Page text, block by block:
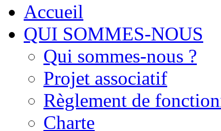
Accueil
QUI SOMMES-NOUS
Qui sommes-nous ?
Projet associatif
Règlement de
Charte